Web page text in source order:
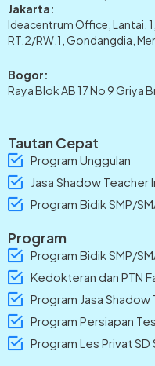
Jakarta:
Ideacentrum Office, Lantai.
RT.2/RW.1, Gondangdia,
Bogor:
Raya Blok AB 17 No 9 Griya
Tautan Cepat
Program Unggulan
Jasa Shadow Teacher
Program Bidik SMP/
Program
Program Bidik SMP/
Kedokteran dan PTN
Program Jasa Shadow
Program Persiapan
Program Les Privat SD